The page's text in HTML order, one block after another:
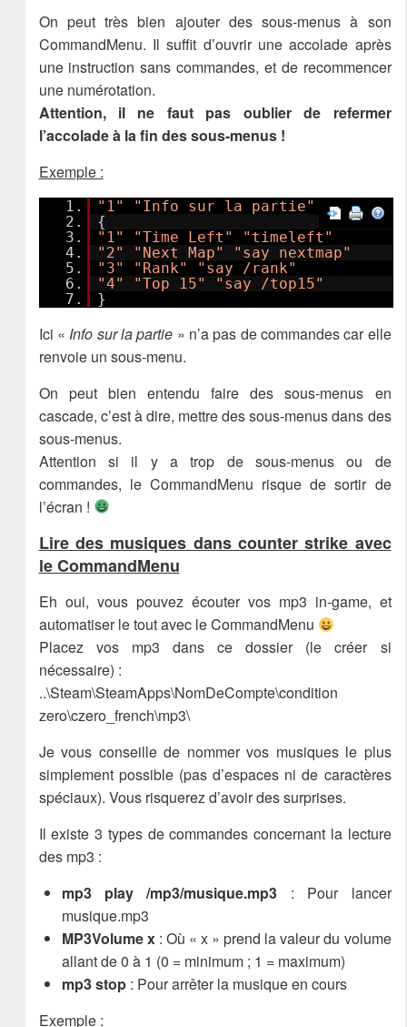
On peut très bien ajouter des sous-menus à son
CommandMenu. Il suffit d’ouvrir une accolade après
une instruction sans commandes, et de recommencer
une numérotation.
Attention, il ne faut pas oublier de refermer
l’accolade à la fin des sous-menus !
Exemple :
1. "1"
"Info sur la partie"
2.
{
3.
"1" "Time Left"
"timeleft"
4.
"2" "Next Map"
"say nextmap"
5.
"3" "Rank"
"say /rank"
6.
"4" "Top 15"
"say /top15"
7.
}
Ici « Info sur la partie » n’a pas de commandes car elle
renvoie un sous-menu.
On peut bien entendu faire des sous-menus en
cascade, c’est à dire, mettre des sous-menus dans des
sous-menus.
Attention si il y a trop de sous-menus ou de
commandes, le CommandMenu risque de sortir de
l’écran !
Lire des musiques dans counter strike avec
le CommandMenu
Eh oui, vous pouvez écouter vos mp3 in-game, et
automatiser le tout avec le CommandMenu
Placez vos mp3 dans ce dossier (le créer si
nécessaire) :
..\Steam\SteamApps\NomDeCompte\condition
zero\czero_french\mp3\
Je vous conseille de nommer vos musiques le plus
simplement possible (pas d’espaces ni de caractères
spéciaux). Vous risquerez d’avoir des surprises.
Il existe 3 types de commandes concernant la lecture
des mp3 :
mp3 play /mp3/musique.mp3 : Pour lancer
musique.mp3
MP3Volume x: Où « x » prend la valeur du volume
allant de 0 à 1 (0 = minimum ; 1 = maximum)
mp3 stop: Pour arrêter la musique en cours
Exemple :